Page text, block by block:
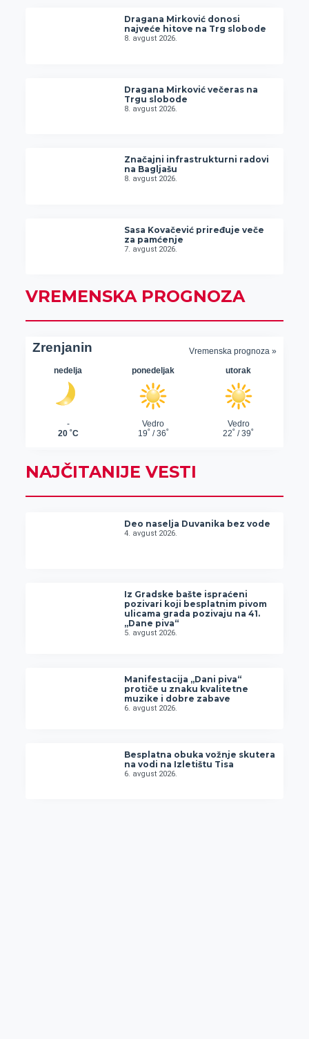
Dragana Mirković donosi
najveće hitove na Trg slobode
8. avgust 2026.
Dragana Mirković večeras na
Trgu slobode
8. avgust 2026.
Značajni infrastrukturni radovi
na Bagljašu
8. avgust 2026.
Sasa Kovačević priređuje veče
za pamćenje
7. avgust 2026.
VREMENSKA PROGNOZA
NAJČITANIJE VESTI
Deo naselja Duvanika bez vode
4. avgust 2026.
Iz Gradske bašte ispraćeni
pozivari koji besplatnim pivom
ulicama grada pozivaju na 41.
„Dane piva“
5. avgust 2026.
Manifestacija „Dani piva“
protiče u znaku kvalitetne
muzike i dobre zabave
6. avgust 2026.
Besplatna obuka vožnje skutera
na vodi na Izletištu Tisa
6. avgust 2026.